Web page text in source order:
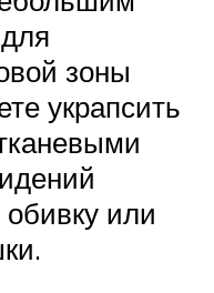
зоны
украпсить
или